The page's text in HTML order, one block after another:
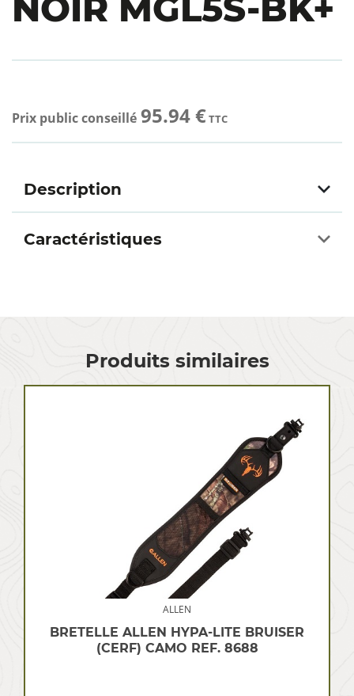
Prix public conseillé 95.94 €TTC
Description
Caractéristiques
Produits similaires
ALLEN
BRETELLE ALLEN HYPA-LITE BRUISER
(CERF) CAMO REF. 8688